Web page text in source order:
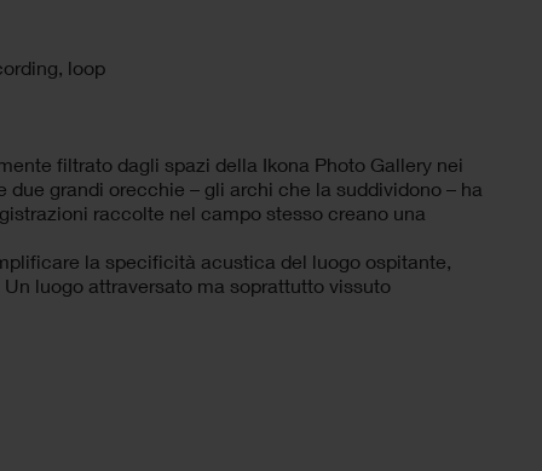
loop
filtrato dagli spazi della Ikona Photo Gallery nei
grandi orecchie – gli archi che la suddividono – ha
raccolte nel campo stesso creano una
la specificità acustica del luogo ospitante,
luogo attraversato ma soprattutto vissuto